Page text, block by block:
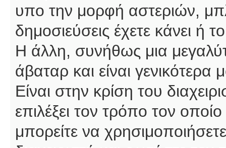
υπο την μορφή αστεριών,
δημοσιεύσεις έχετε κάνει
Η άλλη, συνήθως μια
άβαταρ και είναι
Είναι στην κρίση του
επιλέξει τον τρόπο τον
μπορείτε να